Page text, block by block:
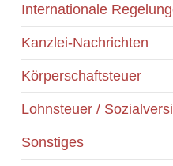
Internationale
Kanzlei-Nachrichten
Körperschaftsteuer
Lohnsteuer /
Sonstiges